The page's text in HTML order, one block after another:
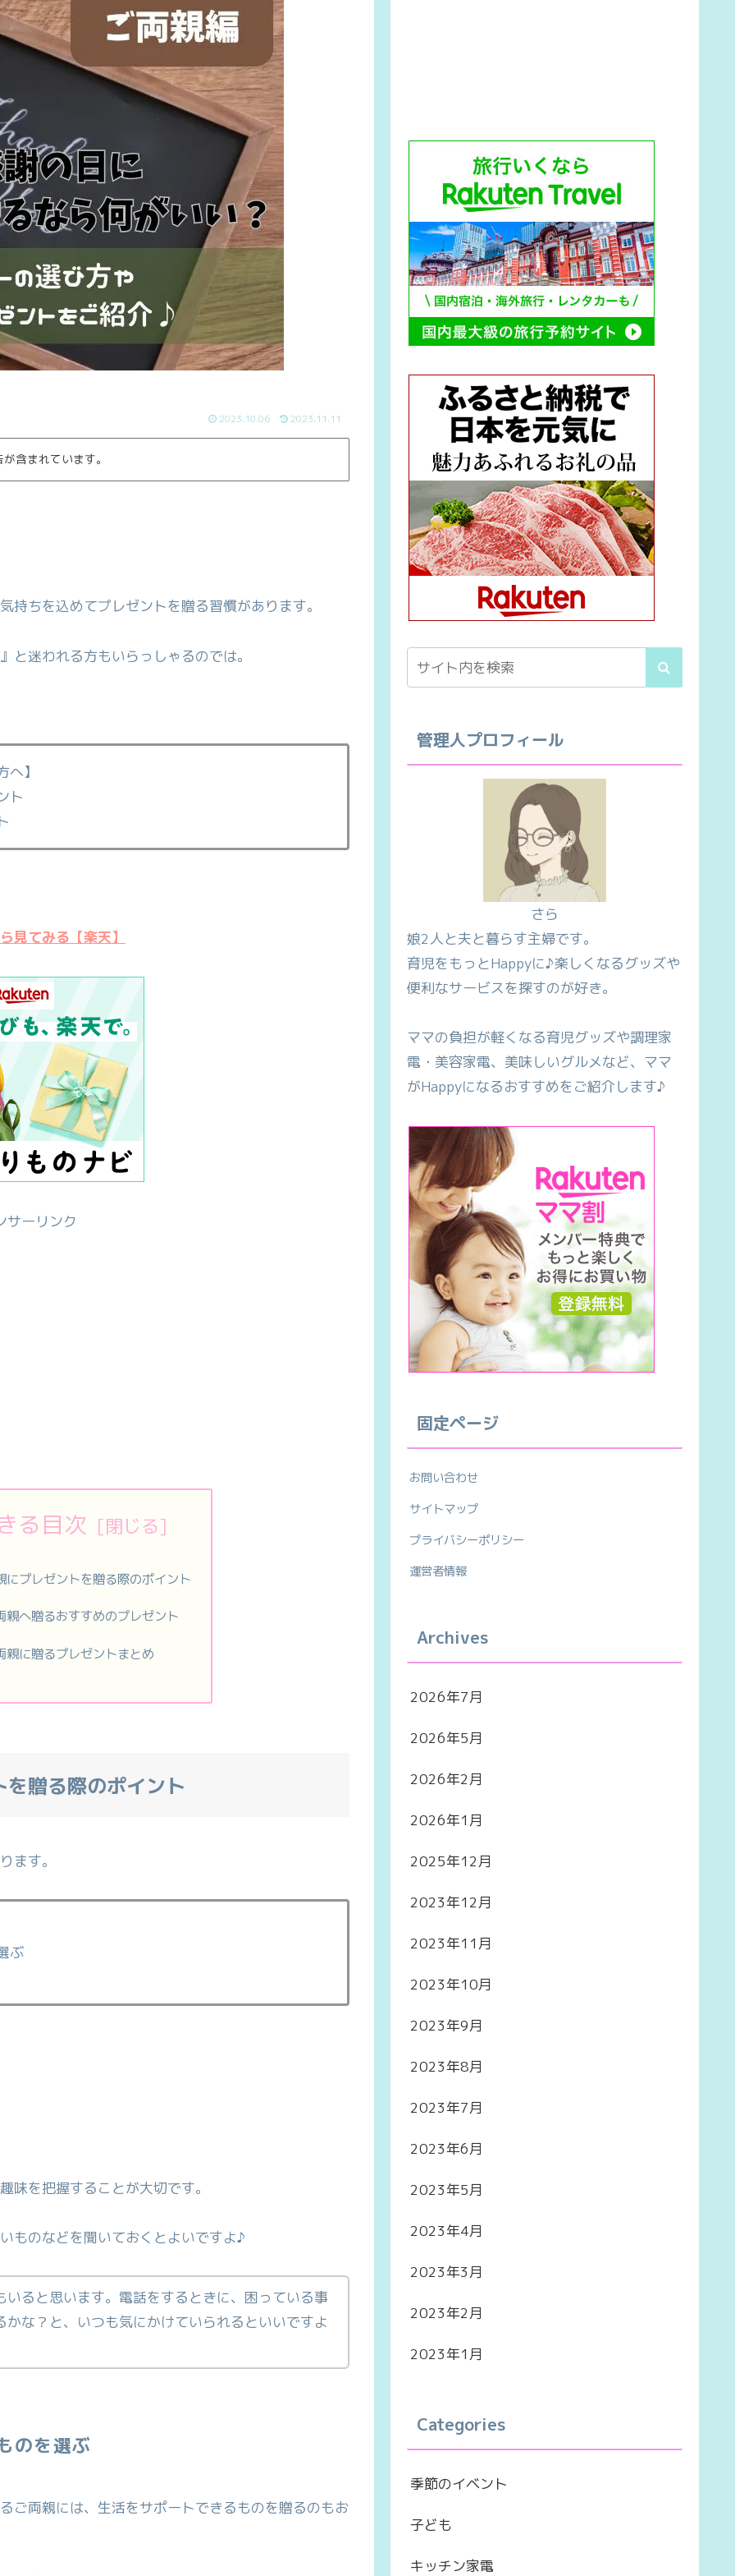
2023.10.06 2023.11.11
含まれています。
ちを込めてプレゼントを贈る習慣があります。
迷われる方もいらっしゃるのでは。
】
ト
見てみる【楽天】
サーリンク
る目次
にプレゼントを贈る際のポイント
親へ贈るおすすめのプレゼント
親に贈るプレゼントまとめ
贈る際のポイント
ます。
ぶ
味を把握することが大切です。
ものなどを聞いておくとよいですよ♪
ると思います。電話をするときに、困っている事
な？と、いつも気にかけていられるといいですよ
のを選ぶ
ご両親には、生活をサポートできるものを贈るのもお
管理人プロフィール
さら
娘2人と夫と暮らす主婦です。
育児をもっとHappyに♪楽しくなるグッズや
便利なサービスを探すのが好き。
ママの負担が軽くなる育児グッズや調理家
電・美容家電、美味しいグルメなど、ママ
がHappyになるおすすめをご紹介します♪
固定ページ
お問い合わせ
サイトマップ
プライバシーポリシー
運営者情報
Archives
2026年7月
2026年5月
2026年2月
2026年1月
2025年12月
2023年12月
2023年11月
2023年10月
2023年9月
2023年8月
2023年7月
2023年6月
2023年5月
2023年4月
2023年3月
2023年2月
2023年1月
Categories
季節のイベント
子ども
キッチン家電